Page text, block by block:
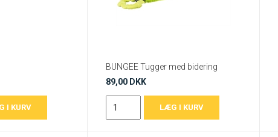
BUNGEE Tugger med bidering
89,00 DKK